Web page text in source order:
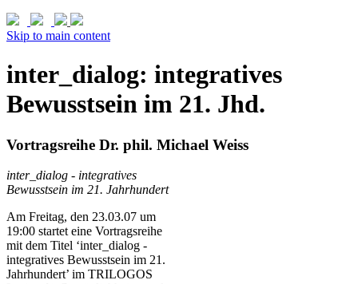
Skip to main content
inter_dialog: integratives
Bewusstsein im 21. Jhd.
Vortragsreihe Dr. phil. Michael Weiss
inter_dialog - integratives
Bewusstsein im 21. Jahrhundert
Am Freitag, den 23.03.07 um
19:00 startet eine Vortragsreihe
mit dem Titel ‘inter_dialog -
integratives Bewusstsein im 21.
Jahrhundert’ im TRILOGOS